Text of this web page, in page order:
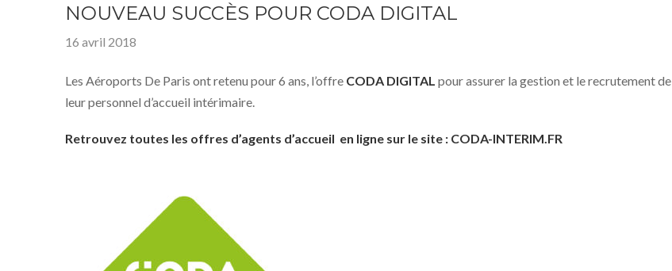
NOUVEAU SUCCÈS POUR CODA DIGITAL
16 avril 2018
Les Aéroports De Paris ont retenu pour 6 ans, l’offre CODA DIGITAL pour assurer la gestion et le recrutement de
leur personnel d’accueil intérimaire.
Retrouvez toutes les offres d’agents d’accueil en ligne sur le site : CODA-INTERIM.FR